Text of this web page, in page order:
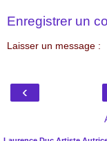
Enregistrer un
Laisser un message :
‹